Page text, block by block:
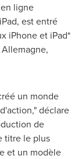
ligne
est entré
iPhone et iPad*
Allemagne,
un monde
déclare
de
titre le plus
et un modèle